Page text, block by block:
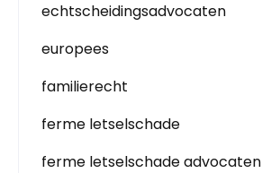
echtscheidingsadvocaten
europees
familierecht
ferme letselschade
ferme letselschade advocaten